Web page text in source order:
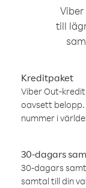
till
Kreditpaket
Viber Out-
oavsett belopp.
nummer i
30-dagars
30-dagars
samtal till din